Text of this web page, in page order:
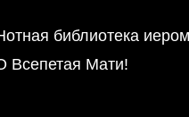
библиотека
Всепетая Мати!